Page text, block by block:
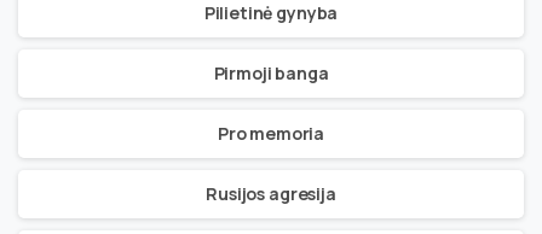
Pilietinė gynyba
Pirmoji banga
Pro memoria
Rusijos agresija